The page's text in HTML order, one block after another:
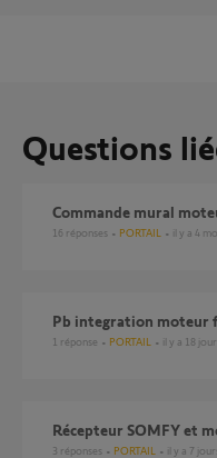
Questions
Commande mural
16 réponses PORTAIL il y a 4
pb integration moteur
1 réponse PORTAIL il y a 18
Récepteur SOMFY et
3 réponses PORTAIL il y a 7